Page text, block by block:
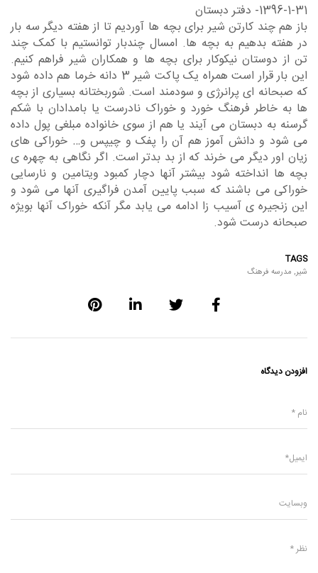
1396-1-31- دفتر دبستان
باز هم چند کارتن شیر برای بچه ها آوردیم تا از هفته دیگر سه بار
در هفته بدهیم به بچه ها. امسال چندبار توانستیم با کمک چند
تن از دوستان نیکوکار برای بچه ها و همکاران شیر فراهم کنیم.
این بار قرار است همراه یک پاکت شیر 3 دانه خرما هم داده شود
که صبحانه ای پرانرژی و سودمند است. شوربختانه بسیاری از بچه
ها به خاطر فرهنگ خورد و خوراک نادرست یا بامدادان با شکم
گرسنه به دبستان می آیند یا هم از سوی خانواده مبلغی پول داده
می شود و دانش آموز هم آن را پفک و چیپس و… خوراکی های
زیان اور دیگر می خرند که از بد بدتر است. اگر نگاهی به چهره ی
بچه ها انداخته شود بیشتر آنها دچار کمبود ویتامین و نارسایی
خوراکی می باشند که سبب پایین آمدن فراگیری آنها می شود و
این زنجیره ی آسیب زا ادامه می یابد مگر آنکه خوراک آنها بویژه
صبحانه درست شود.
TAGS
شیر, مدرسه فرهنگ
افزودن دیدگاه